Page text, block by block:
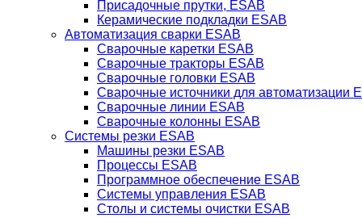
Присадочные прутки, ESAB
Керамические подкладки ESAB
Автоматизация сварки ESAB
Сварочные каретки ESAB
Сварочные тракторы ESAB
Сварочные головки ESAB
Сварочные источники для автоматизации
Сварочные линии ESAB
Сварочные колонны ESAB
Системы резки ESAB
Машины резки ESAB
Процессы ESAB
Программное обеспечение ESAB
Системы управления ESAB
Столы и системы очистки ESAB